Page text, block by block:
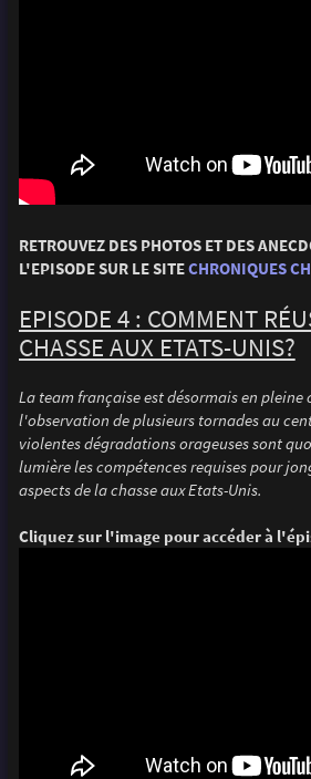
RETROUVEZ DES PHOTOS ET DES
L'EPISODE SUR LE SITECHRONIQUES
EPISODE 4 : COMMENT
CHASSE AUX ETATS-UNIS?
La team française est désormais en pleine
l'observation de plusieurs tornades au
violentes dégradations orageuses sont
lumière les compétences requises pour
aspects de la chasse aux Etats-Unis.
Cliquez sur l'image pour accéder à